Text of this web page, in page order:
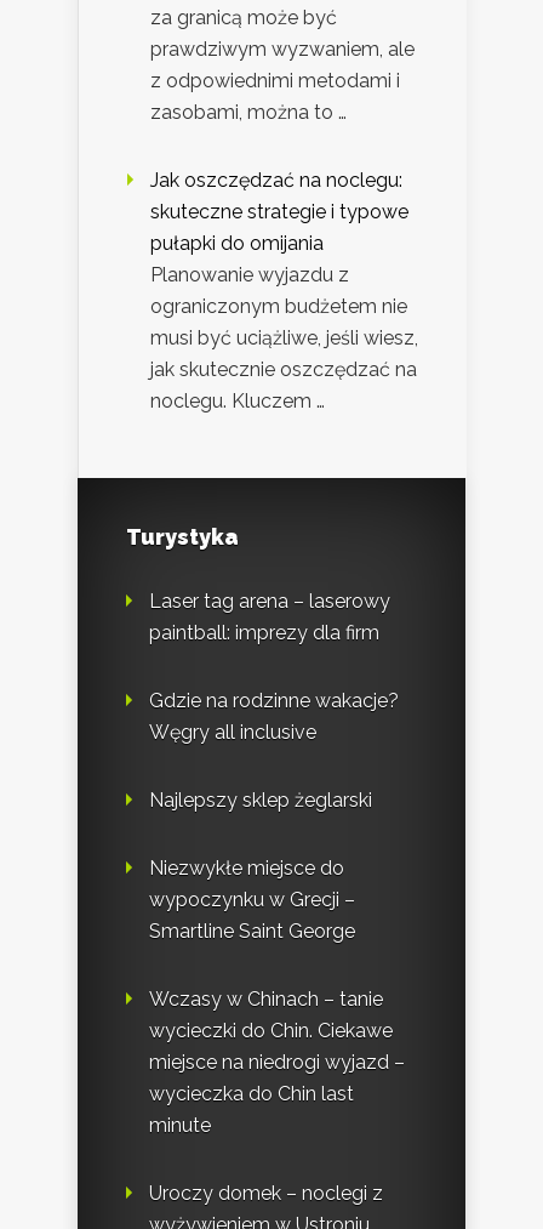
za granicą może być
prawdziwym wyzwaniem, ale
z odpowiednimi metodami i
zasobami, można to …
Jak oszczędzać na noclegu:
skuteczne strategie i typowe
pułapki do omijania
Planowanie wyjazdu z
ograniczonym budżetem nie
musi być uciążliwe, jeśli wiesz,
jak skutecznie oszczędzać na
noclegu. Kluczem …
Turystyka
Laser tag arena – laserowy
paintball: imprezy dla firm
Gdzie na rodzinne wakacje?
Węgry all inclusive
Najlepszy sklep żeglarski
Niezwykłe miejsce do
wypoczynku w Grecji –
Smartline Saint George
Wczasy w Chinach – tanie
wycieczki do Chin. Ciekawe
miejsce na niedrogi wyjazd –
wycieczka do Chin last
minute
Uroczy domek – noclegi z
wyżywieniem w Ustroniu